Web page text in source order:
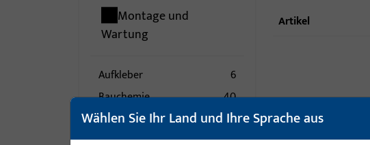
Montagematerial
Montage und
Wartung
Aufkleber
6
Bauchemie
40
Dichtungen -
Dämmmaterialien
345
Artikel
Wählen Sie Ihr Land und Ihre Sprache aus